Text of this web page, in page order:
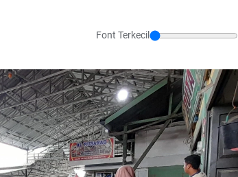
Font Terkecil